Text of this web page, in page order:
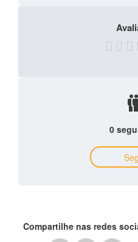
0
Compartilhe nas redes